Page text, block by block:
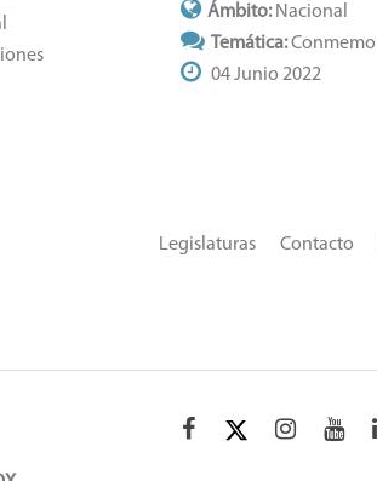
Ámbito: Nacional
Temática:
04 Junio 2022
Contacto
Legislaturas